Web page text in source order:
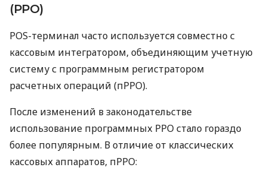
(РРО)
POS-терминал часто используется совместно с
кассовым интегратором, объединяющим учетную
систему с программным регистратором
расчетных операций (пРРО).
После изменений в законодательстве
использование программных РРО стало гораздо
более популярным. В отличие от классических
кассовых аппаратов, пРРО: